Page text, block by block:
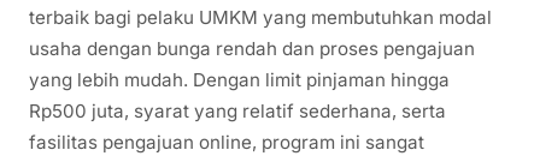
terbaik bagi pelaku UMKM yang membutuhkan modal
usaha dengan bunga rendah dan proses pengajuan
yang lebih mudah. Dengan limit pinjaman hingga
Rp500 juta, syarat yang relatif sederhana, serta
fasilitas pengajuan online, program ini sangat